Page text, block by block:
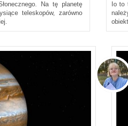
Na tę planetę
teleskopów, zarówno
Io to